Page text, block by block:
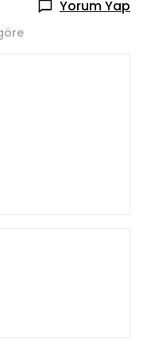
Yorum Yap